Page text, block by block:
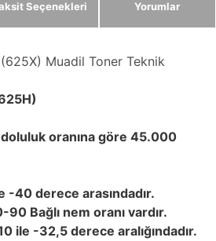
Seçenekleri Yorumlar
Muadil Toner Teknik
doluluk oranına göre 45.000
-40 derece arasındadır.
90 Bağlı nem oranı vardır.
ile -32,5 derece aralığındadır.